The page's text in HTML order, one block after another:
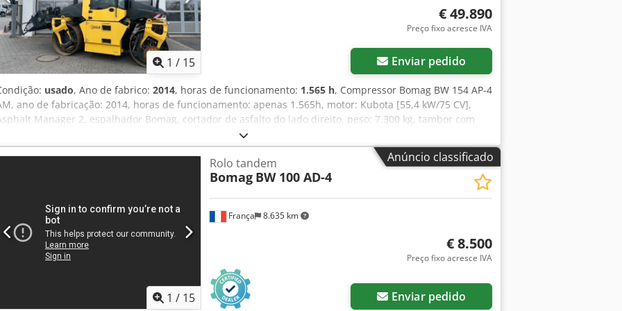
outras opções de máquinas? Oferecemos ferramentas e recursos úteis para todos os
e operadores de equipamentos – facilmente acessíveis em nossa plataforma.
1 / 15
€ 49.890
Preço fixo acresce IVA
Enviar pedido
usado, Ano de fabrico: 2014, horas de funcionamento: 1.565 h, Compressor Bomag BW 154 AP-4
ano de fabricação: 2014, horas de funcionamento: apenas 1.565h, motor: Kubota [55,4 kW/75 CV],
Manager 2, espalhador Bomag, cortador de asfalto do lado direito, peso: 7.300 kg, tambor com
superfície lisa, bom estado, pronto para uso imediato. Se desejar, apresentaremos uma proposta de
ou financiamento. O Sr. Mihm (tel. ) terá todo o prazer em ajudá-lo. Mais informações
podem ser encontradas no nosso site. Erros e vendas prévias reservados! Aluguer possível. Dedpezpdh
Uofx Am Rjck = Mais informações = Contacte Tobias Ebert para obter mais informações.
Anúncio classificado
1 / 15
França 8.635 km
Rolo tandem
Bomag BW 100 AD-4
€ 8.500
Preço fixo acresce IVA
Enviar pedido